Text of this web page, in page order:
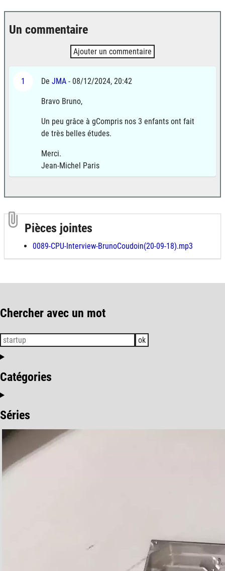
Un commentaire
Ajouter un commentaire
1 De JMA - 08/12/2024, 20:42
Bravo Bruno,
Un peu grâce à gCompris nos 3 enfants ont fait
de très belles études.
Merci.
Jean-Michel Paris
Pièces jointes
0089-CPU-Interview-BrunoCoudoin(20-09-18).mp3
Chercher avec un mot
ok
Catégories
Séries